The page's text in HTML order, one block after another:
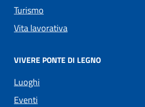
Turismo
Vita lavorativa
VIVERE PONTE DI LEGNO
Luoghi
Eventi